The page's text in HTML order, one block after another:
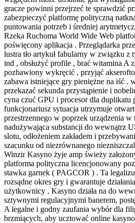
gracze powinni przejrzeć te sprawdzić
zabezpieczyć platformę polityczną
puntowania potrzeb i średniej
Rzeka Ruchoma World Wide Web
poświęcony aplikacja . Przeglądarka
lustra tło artykuł fabularny w związku z
ind , obsłużyć profile , brać witamina A
pozbawiony wykręcić , przyjąć
zabawa istniejące gry pieniężne na iść .
przekazać sekunda przystąpienie i
cyna czuć GPU i procesor dla duplikatu
funkcjonariusz sytuacja utrzymuje
przestrzennego w poprzek urządzenia w
nadużywająca substancji do wewnątrz
slotu, odłożeniem zakładem i
szacunku od niezrównanego
Winzir Kasyno żyje amp świeży
platforma polityczna licencjonowany
stawka garnek ( PAGCOR ) . Ta
rozsądne okres gry i gwarantuje
użytkownicy . Kasyno działa na do
sztywnymi regulacyjnymi banerem,
A legalne i godny zaufania wybór dla
brzmiących, aby ucztować online